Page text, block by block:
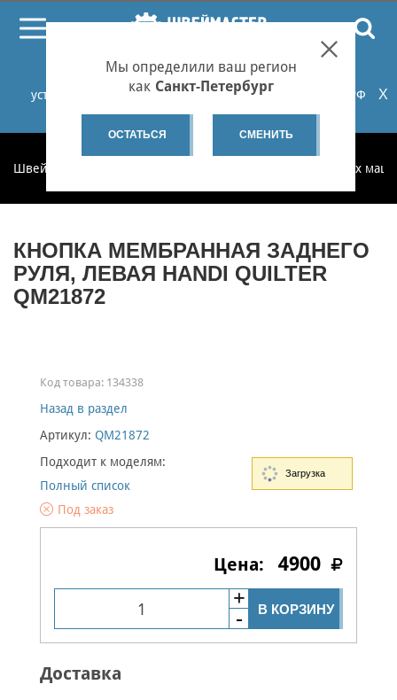
При проблемах с онлайн-оплатой заказов на сайте
установите российские сертификаты НУЦ Минцифры РФ
или используйте Яндекс.Браузер.Подробнее...
X
Мы определили ваш регион
как Санкт-Петербург
ОСТАТЬСЯ СМЕНИТЬ
Швеймастер Запчасти для бытовых швейных
КНОПКА МЕМБРАННАЯ ЗАДНЕГО
РУЛЯ, ЛЕВАЯ HANDI QUILTER
QM21872
Код товара: 134338
Назад в раздел
Артикул: QM21872
Подходит к моделям:
Полный список
Под заказ
4900
В КОРЗИНУ
Доставка
Загрузка